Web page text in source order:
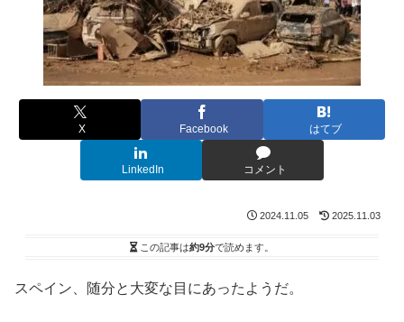
X Facebook はてブ
LinkedIn コメント
2024.11.05 2025.11.03
この記事は約9分で読めます。
スペイン、随分と大変な目にあったようだ。